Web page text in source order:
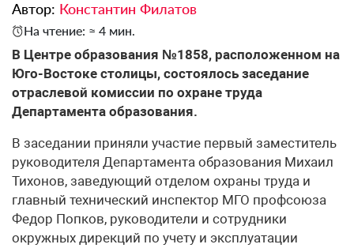
Автор: Константин Филатов
На чтение: ≈ 4 мин.
​В Центре образования №1858, расположенном на
Юго-Востоке столицы, состоялось заседание
отраслевой комиссии по охране труда
Департамента образования.
В заседании приняли участие первый заместитель
руководителя Департамента образования Михаил
Тихонов, заведующий отделом охраны труда и
главный технический инспектор МГО профсоюза
Федор Попков, руководители и сотрудники
окружных дирекций по учету и эксплуатации